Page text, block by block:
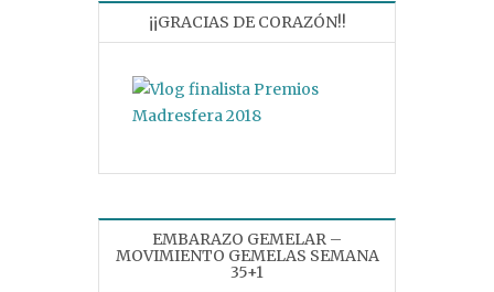
¡¡GRACIAS DE CORAZÓN!!
EMBARAZO GEMELAR –
MOVIMIENTO GEMELAS SEMANA
35+1